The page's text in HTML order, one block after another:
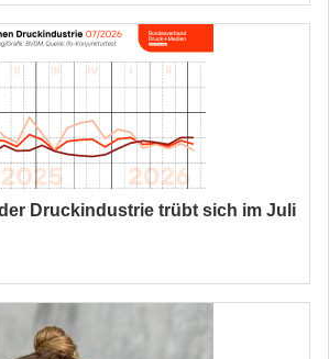
Druckindustrie trübt sich im Juli